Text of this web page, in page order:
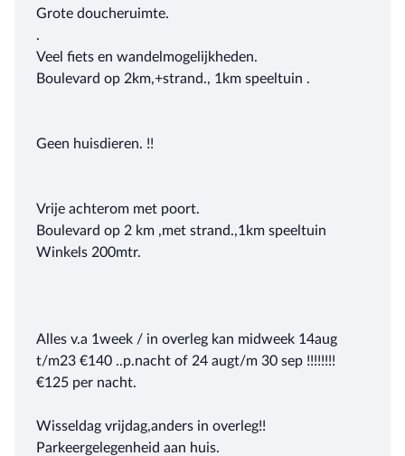
Grote doucheruimte.
.
Veel fiets en wandelmogelijkheden.
Boulevard op 2km,+strand., 1km speeltuin .
Geen huisdieren. !!
Vrije achterom met poort.
Boulevard op 2 km ,met strand.,1km speeltuin
Winkels 200mtr.
Alles v.a 1week / in overleg kan midweek 14aug
t/m23 €140 ..p.nacht of 24 augt/m 30 sep !!!!!!!!
€125 per nacht.
Wisseldag vrijdag,anders in overleg!!
Parkeergelegenheid aan huis.